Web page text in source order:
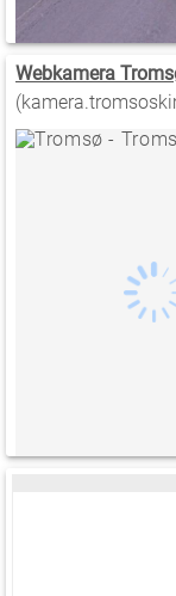
Webkamera